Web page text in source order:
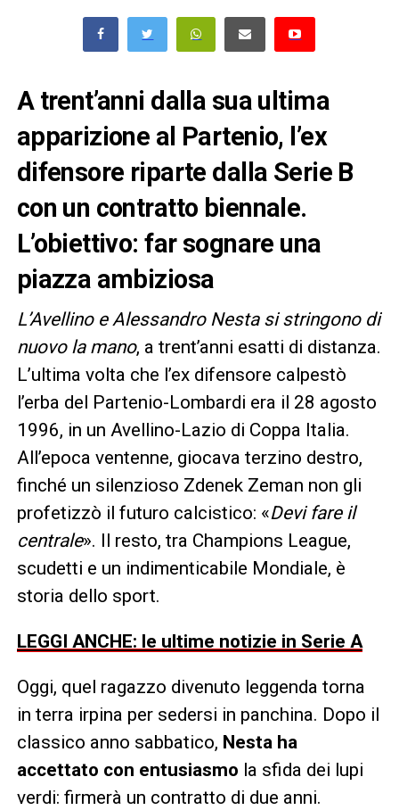
A trent’anni dalla sua ultima
apparizione al Partenio, l’ex
difensore riparte dalla Serie B
con un contratto biennale.
L’obiettivo: far sognare una
piazza ambiziosa
L’Avellino e Alessandro Nesta si stringono di
nuovo la mano, a trent’anni esatti di distanza.
L’ultima volta che l’ex difensore calpestò
l’erba del Partenio-Lombardi era il 28 agosto
1996, in un Avellino-Lazio di Coppa Italia.
All’epoca ventenne, giocava terzino destro,
finché un silenzioso Zdenek Zeman non gli
profetizzò il futuro calcistico: «Devi fare il
centrale». Il resto, tra Champions League,
scudetti e un indimenticabile Mondiale, è
storia dello sport.
LEGGI ANCHE: le ultime notizie in Serie A
Oggi, quel ragazzo divenuto leggenda torna
in terra irpina per sedersi in panchina. Dopo il
classico anno sabbatico, Nesta ha
accettato con entusiasmo la sfida dei lupi
verdi: firmerà un contratto di due anni.